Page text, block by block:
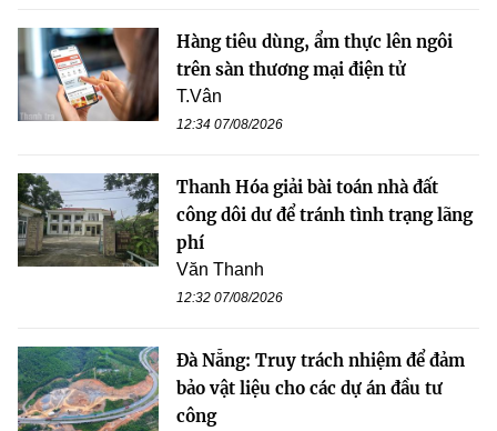
Hàng tiêu dùng, ẩm thực lên ngôi
trên sàn thương mại điện tử
T.Vân
12:34 07/08/2026
Thanh Hóa giải bài toán nhà đất
công dôi dư để tránh tình trạng lãng
phí
Văn Thanh
12:32 07/08/2026
Đà Nẵng: Truy trách nhiệm để đảm
bảo vật liệu cho các dự án đầu tư
công